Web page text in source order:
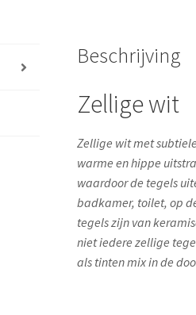
Beschrijving
Zellige wit
Zellige wit met
warme en hippe
waardoor de tegels
badkamer, toilet, op
tegels zijn van
niet iedere zellige
als tinten mix in de